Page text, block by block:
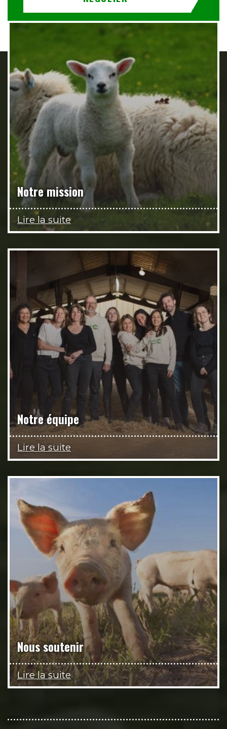
Notre mission
Lire la suite
Notre équipe
Lire la suite
Nous soutenir
Lire la suite